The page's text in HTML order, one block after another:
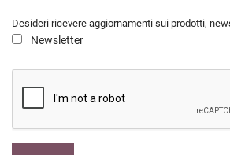
Desideri ricevere aggiornamenti sui prodotti,
Newsletter